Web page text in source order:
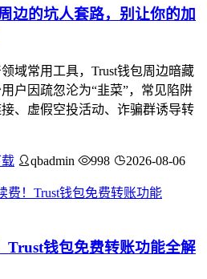
边的坑人套路，别让你的加
域常用工具，Trust钱包周边暗藏
户因疏忽沦为“韭菜”，常见陷阱
、虚假空投活动、诈骗群诱导转
qbadmin 998 2026-08-06
Trust钱包免费转账功能全解